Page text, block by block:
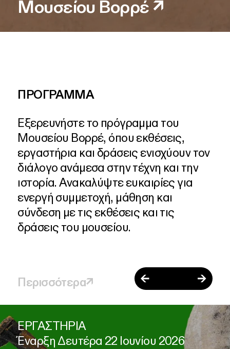
Μουσείου Βορρέ ↗
ΠΡΟΓΡΑΜΜΑ
Εξερευνήστε το πρόγραμμα του
Μουσείου Βορρέ, όπου εκθέσεις,
εργαστήρια και δράσεις ενισχύουν τον
διάλογο ανάμεσα στηντέχνη και την
ιστορία. Ανακαλύψτεευκαιρίεςγια
ενεργή συμμετοχή, μάθηση και
σύνδεση μετις εκθέσεις και τις
δράσεις του μουσείου.
Περισσότερα↗ ← →
ΕΡΓΑΣΤΗΡΙΑ
Έναρξη Δευτέρα 22 Ιουνίου 2026